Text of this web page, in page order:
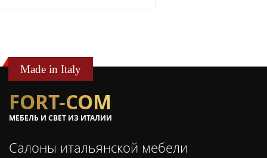
Made in Italy
FORT-COM
МЕБЕЛЬ И СВЕТ ИЗ ИТАЛИИ
Салоны итальянской мебели